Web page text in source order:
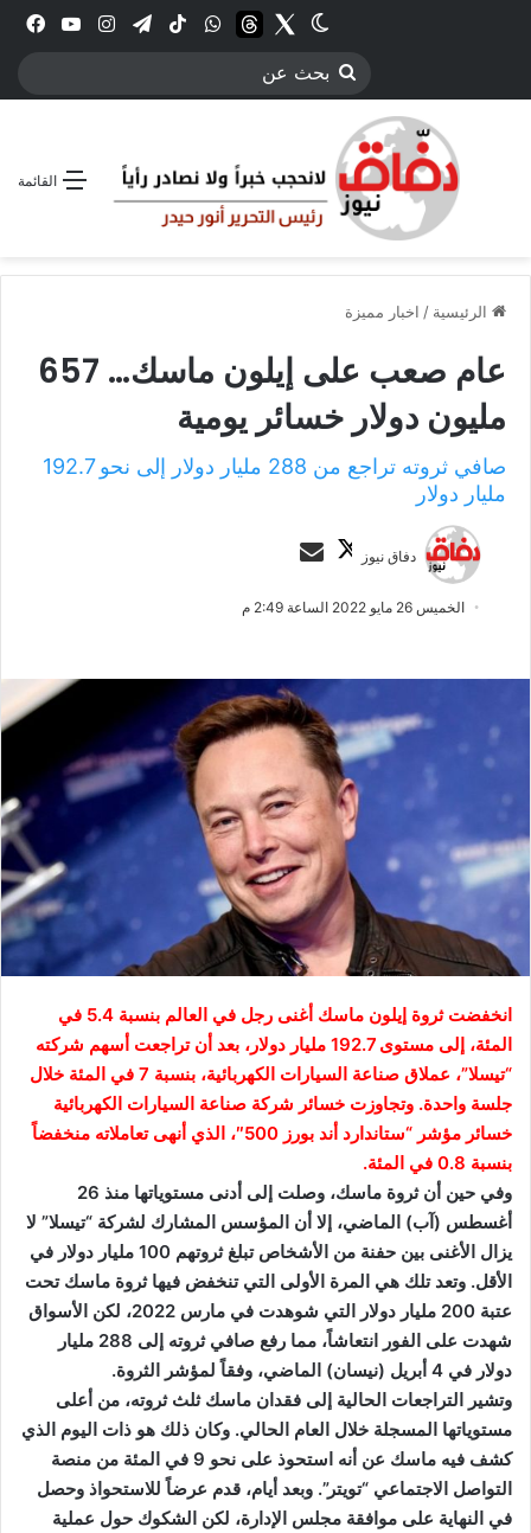
انستقرامتيلقرام‫TikTokواتسابthreadsTwitter
الوضع المظلم
بحث
القائمة
الرئيسية / اخبار مميزة
عام صعب على إيلون ماسك… 657
مليون دولار خسائر يومية
صافي ثروته تراجع من 288 مليار دولار إلى نحو 192.7
مليار دولار
دفاق نيوز
ت
ب
ل
ى
X
س
ر
ي
د
إ
ل
ك
ت
ر
و
ن
ا
الخميس 26 مايو 2022 الساعة 2:49 م
انخفضت ثروة إيلون ماسك أغنى رجل في العالم بنسبة 5.4 في
المئة، إلى مستوى 192.7 مليار دولار، بعد أن تراجعت أسهم شركته
“تيسلا”، عملاق صناعة السيارات الكهربائية، بنسبة 7 في المئة خلال
جلسة واحدة. وتجاوزت خسائر شركة صناعة السيارات الكهربائية
خسائر مؤشر “ستاندارد أند بورز 500″، الذي أنهى تعاملاته منخفضاً
بنسبة 0.8 في المئة.
وفي حين أن ثروة ماسك، وصلت إلى أدنى مستوياتها منذ 26
أغسطس (آب) الماضي، إلا أن المؤسس المشارك لشركة “تيسلا” لا
يزال الأغنى بين حفنة من الأشخاص تبلغ ثروتهم 100 مليار دولار في
الأقل. وتعد تلك هي المرة الأولى التي تنخفض فيها ثروة ماسك تحت
عتبة 200 مليار دولار التي شوهدت في مارس 2022، لكن الأسواق
شهدت على الفور انتعاشاً، مما رفع صافي ثروته إلى 288 مليار
دولار في 4 أبريل (نيسان) الماضي، وفقاً لمؤشر الثروة.
وتشير التراجعات الحالية إلى فقدان ماسك ثلث ثروته، من أعلى
مستوياتها المسجلة خلال العام الحالي. وكان ذلك هو ذات اليوم الذي
كشف فيه ماسك عن أنه استحوذ على نحو 9 في المئة من منصة
التواصل الاجتماعي “تويتر”. وبعد أيام، قدم عرضاً للاستحواذ وحصل
في النهاية على موافقة مجلس الإدارة، لكن الشكوك حول عملية